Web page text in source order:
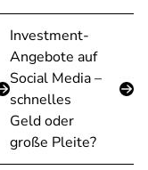
Investment-
Angebote auf
Social Media –
schnelles
Geld oder
große Pleite?